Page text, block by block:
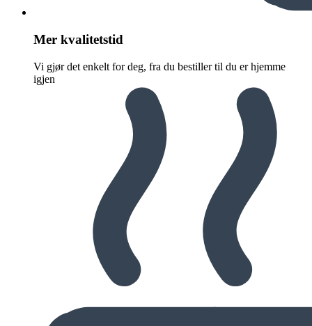
Mer kvalitetstid
Vi gjør det enkelt for deg, fra du bestiller til du er hjemme
igjen